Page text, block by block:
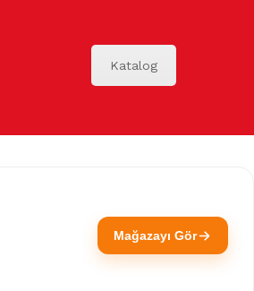
Katalog
Mağazayı Gör